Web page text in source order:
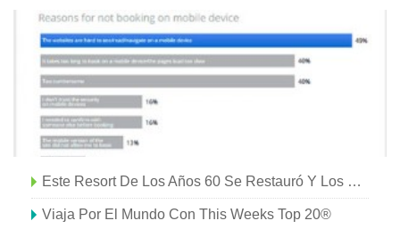
Este Resort De Los Años 60 Se Restauró Y Los Resultados Son Impresionantes
Viaja Por El Mundo Con This Weeks Top 20®